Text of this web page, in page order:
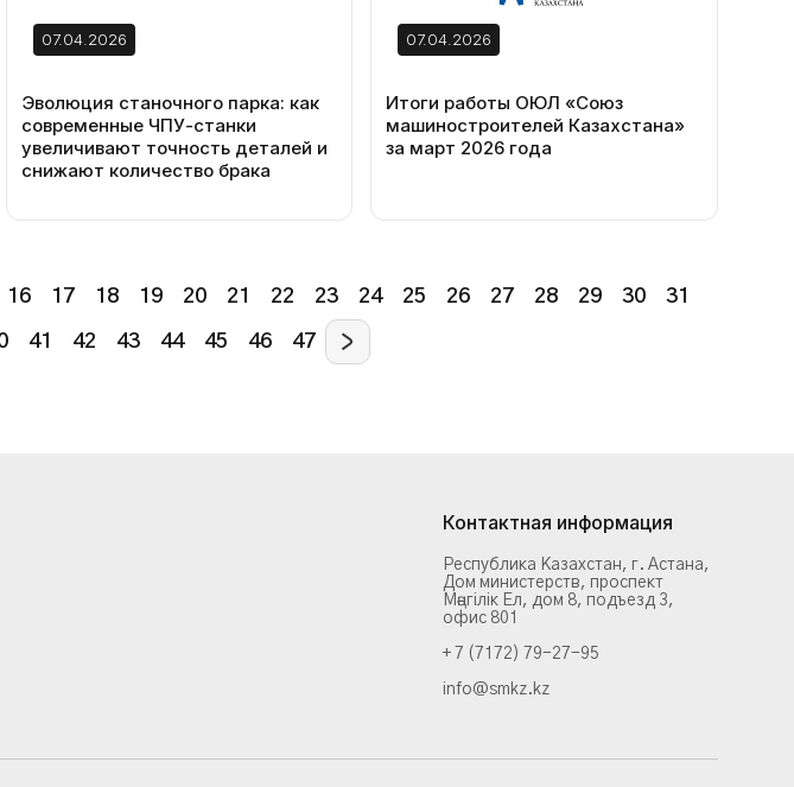
07.04.2026
Эволюция станочного парка: как
современные ЧПУ-станки
увеличивают точность деталей и
снижают количество брака
07.04.2026
Итоги работы ОЮЛ «Союз
машиностроителей Казахстана»
за март 2026 года
16 17 18 19 20 21 22 23 24 25 26 27 28 29 30 31
41 42 43 44 45 46 47
Контактная информация
Республика Казахстан, г. Астана,
Дом министерств, проспект
Мәңгілік Ел, дом 8, подъезд 3,
офис 801
+ 7 (7172) 79-27-95
info@smkz.kz